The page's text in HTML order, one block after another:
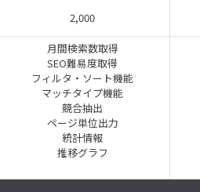
2,000
月間検索数取得
SEO難易度取得
フィルタ・ソート機能
マッチタイプ機能
競合抽出
ページ単位出力
統計情報
推移グラフ